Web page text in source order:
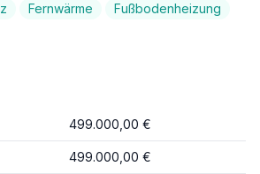
Fernwärme
Fußbodenheizung
499.000,00 €
499.000,00 €